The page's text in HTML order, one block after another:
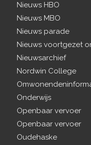
Nieuws HBO
Nieuws MBO
Nieuws parade
Nieuws voortgezet
Nieuwsarchief
Nordwin College
Onderwijs
Openbaar vervoer
Openbaar vervoer
Oudehaske